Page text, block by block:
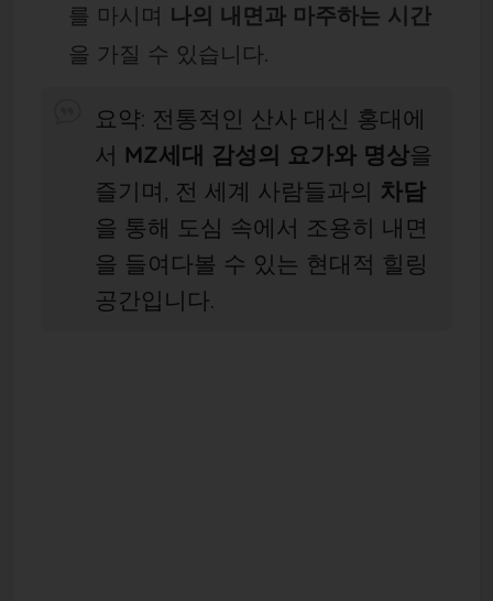
를 마시며 나의 내면과 마주하는 시간
을 가질 수 있습니다.
요약: 전통적인 산사 대신 홍대에
서 MZ세대 감성의 요가와 명상을
즐기며, 전 세계 사람들과의 차담
을 통해 도심 속에서 조용히 내면
을 들여다볼 수 있는 현대적 힐링
공간입니다.